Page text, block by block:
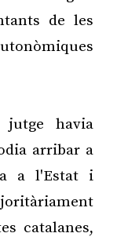
de les
havia
arribar a
a l'Estat i
catalanes,